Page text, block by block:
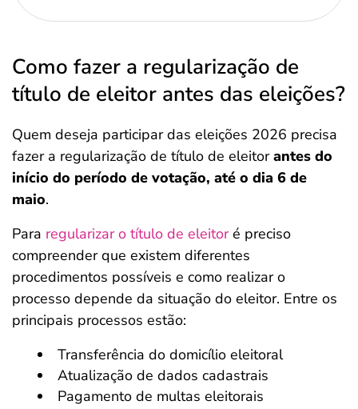
Como fazer a regularização de
título de eleitor antes das eleições?
Quem deseja participar das eleições 2026 precisa
fazer a regularização de título de eleitorantes do
início do período de votação, até o dia 6 de
maio.
Para regularizar o título de eleitoré preciso
compreender que existem diferentes
procedimentos possíveis e como realizar o
processo depende da situação do eleitor. Entre os
principais processos estão:
Transferência do domicílio eleitoral
Atualização de dados cadastrais
Pagamento de multas eleitorais